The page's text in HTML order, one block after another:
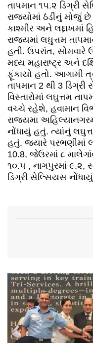
તાપમાન ૧૫.૨ ડિગ્રી
રાજ્યોમાં ઠંડીનું મોજું
કાશ્મીર અને લદ્દાખમાં
રાજ્યમાં લઘુત્તમ
હતી. ઉપરાંત, સોમવારે
મધ્ય મહારાષ્ટ્ર અને
ફૂંકાયો હતો. આગામી
તાપમાન 2 થી 3
વિસ્તારોમાં લઘુત્તમ
વચ્ચે રહેશે, હવામાન
રાજ્યમા
નોંધાયું હતું. ત્યાંનું
હતું. જ્યારે પરભણીમાં
10.8, જેઉરમાં ૮
૧૦.૫ , નાગપુરમાં ૯.૨,
ડિગ્રી સેલ્સિયસ